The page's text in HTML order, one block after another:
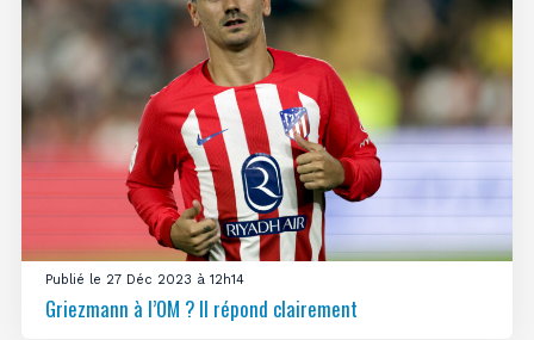
Publié le 27 Déc 2023 à 12h14
Griezmann à l’OM ? Il répond clairement